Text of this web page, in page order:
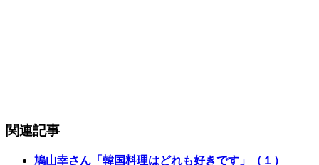
関連記事
鳩山幸さん「韓国料理はどれも好きです」（１）